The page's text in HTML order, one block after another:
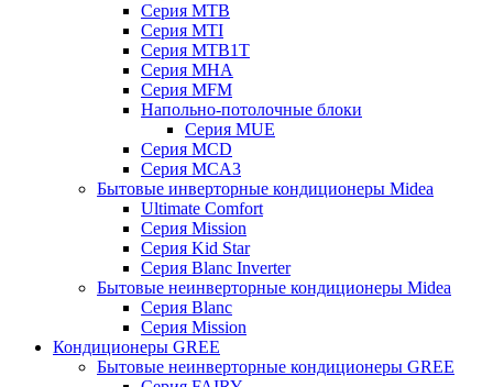
Серия MTB
Серия MTI
Серия MTB1T
Серия MHA
Серия MFM
Напольно-потолочные блоки
Серия MUE
Серия MCD
Серия MCA3
Бытовые инверторные кондиционеры Midea
Ultimate Comfort
Серия Mission
Серия Kid Star
Серия Blanc Inverter
Бытовые неинверторные кондиционеры Midea
Серия Blanc
Серия Mission
Кондиционеры GREE
Бытовые неинверторные кондиционеры GREE